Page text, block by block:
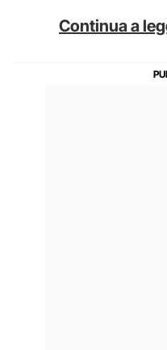
Continua a